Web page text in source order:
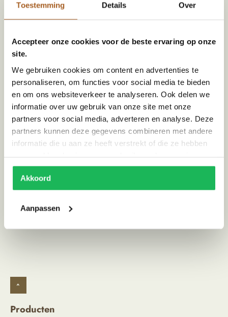
Toestemming Details Over
Accepteer onze cookies voor de beste ervaring op onze
site.
We gebruiken cookies om content en advertenties te
personaliseren, om functies voor social media te bieden
en om ons websiteverkeer te analyseren. Ook delen we
informatie over uw gebruik van onze site met onze
partners voor social media, adverteren en analyse. Deze
partners kunnen deze gegevens combineren met andere
informatie die u aan ze heeft verstrekt of die ze hebben
Akkoord
Aanpassen
Specificaties
Afmetingen 40 × 88 × 170 cm
Kleur
Materiaal Metaal
Tsjechie
Levertijd ca. 4 weken
Scandinavisch
Reviews
^
Producten